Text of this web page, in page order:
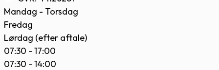
Mandag - Torsdag
Fredag
Lørdag (efter aftale)
07:30 - 17:00
07:30 - 14:00